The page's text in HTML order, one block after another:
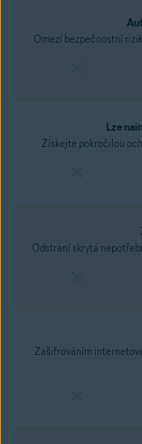
Omezí bezpečnostní
Lze
Získejte pokročilou
Odstraní skrytá
Zašifrováním